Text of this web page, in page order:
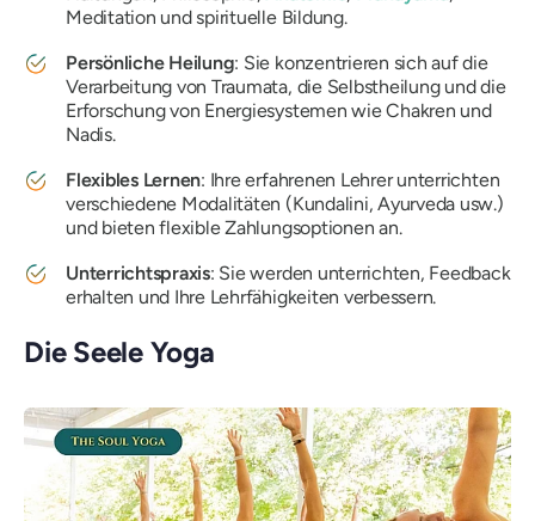
Meditation und spirituelle Bildung.
Persönliche Heilung: Sie konzentrieren sich auf die
Verarbeitung von Traumata, die Selbstheilung und die
Erforschung von Energiesystemen wie Chakren und
Nadis.
Flexibles Lernen: Ihre erfahrenen Lehrer unterrichten
verschiedene Modalitäten (Kundalini, Ayurveda usw.)
und bieten flexible Zahlungsoptionen an.
Unterrichtspraxis: Sie werden unterrichten, Feedback
erhalten und Ihre Lehrfähigkeiten verbessern.
Die Seele Yoga